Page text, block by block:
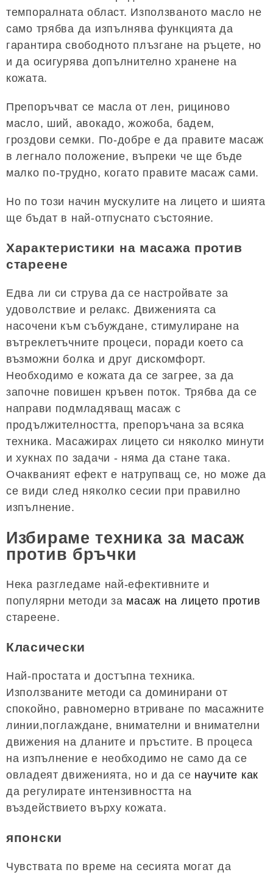
темпоралната област. Използваното масло не
само трябва да изпълнява функцията да
гарантира свободното плъзгане на ръцете, но
и да осигурява допълнително хранене на
кожата.
Препоръчват се масла от лен, рициново
масло, ший, авокадо, жожоба, бадем,
гроздови семки. По-добре е да правите масаж
в легнало положение, въпреки че ще бъде
малко по-трудно, когато правите масаж сами.
Но по този начин мускулите на лицето и шията
ще бъдат в най-отпуснато състояние.
Характеристики на масажа против
стареене
Едва ли си струва да се настройвате за
удоволствие и релакс. Движенията са
насочени към събуждане, стимулиране на
вътреклетъчните процеси, поради което са
възможни болка и друг дискомфорт.
Необходимо е кожата да се загрее, за да
започне повишен кръвен поток. Трябва да се
направи подмладяващ масаж с
продължителността, препоръчана за всяка
техника. Масажирах лицето си няколко минути
и хукнах по задачи - няма да стане така.
Очакваният ефект е натрупващ се, но може да
се види след няколко сесии при правилно
изпълнение.
Избираме техника за масаж
против бръчки
Нека разгледаме най-ефективните и
популярни методи за масаж на лицето против
стареене.
Класически
Най-простата и достъпна техника.
Използваните методи са доминирани от
спокойно, равномерно втриване по масажните
линии,поглаждане, внимателни и внимателни
движения на дланите и пръстите. В процеса
на изпълнение е необходимо не само да се
овладеят движенията, но и да се научите как
да регулирате интензивността на
въздействието върху кожата.
японски
Чувствата по време на сесията могат да